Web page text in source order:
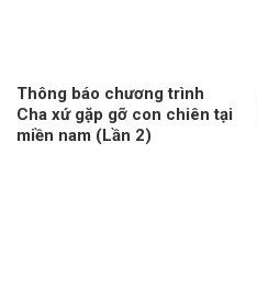
Thông báo chương trình
Cha xứ gặp gỡ con chiên tại
miền nam (Lần 2)